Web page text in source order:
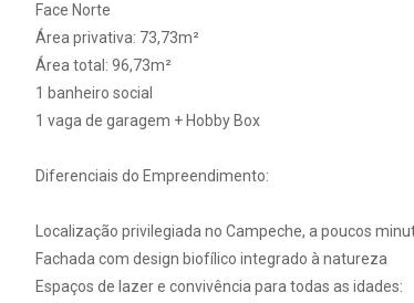
Face Norte
Área privativa: 73,73m²
Área total: 96,73m²
1 banheiro social
1 vaga de garagem + Hobby Box
Diferenciais do Empreendimento:
Localização privilegiada no Campeche, a poucos
Fachada com design biofílico integrado à natureza
Espaços de lazer e convivência para todas as idades: